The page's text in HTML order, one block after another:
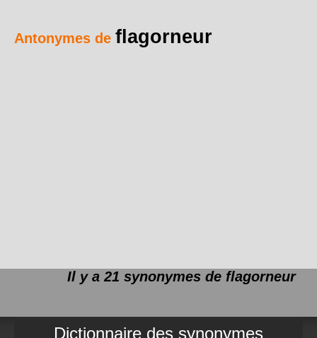
Antonymes de flagorneur
Il y a 21 synonymes de flagorneur
Dictionnaire des synonymes